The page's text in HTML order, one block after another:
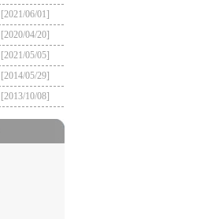
[2021/06/01]
[2020/04/20]
[2021/05/05]
[2014/05/29]
[2013/10/08]